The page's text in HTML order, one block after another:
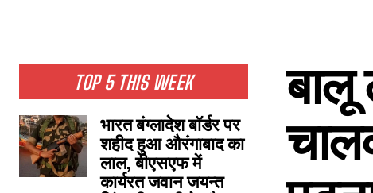
NATIONAL NEWS
CRIME NEWS
SPORTS NEWS
TECH NEWS
TOURISM NEWS
TOP 5 THIS WEEK
भारत बंग्लादेश बॉर्डर पर
शहीद हुआ औरंगाबाद का
लाल, बीएसएफ में
कार्यरत जवान जयन्त
बालू